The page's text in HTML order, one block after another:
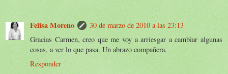
Felisa Moreno
30 de marzo de 2010 a las 23:13
Gracias Carmen, creo que me voy a arriesgar a cambiar algunas
cosas, a ver lo que pasa. Un abrazo compañera.
Responder